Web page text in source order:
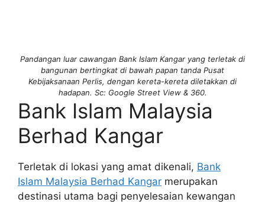
Pandangan luar cawangan Bank Islam Kangar yang terletak di
bangunan bertingkat di bawah papan tanda Pusat
Kebijaksanaan Perlis, dengan kereta-kereta diletakkan di
hadapan. Sc: Google Street View & 360.
Bank Islam Malaysia
Berhad Kangar
Terletak di lokasi yang amat dikenali, Bank
Islam Malaysia Berhad Kangar merupakan
destinasi utama bagi penyelesaian kewangan